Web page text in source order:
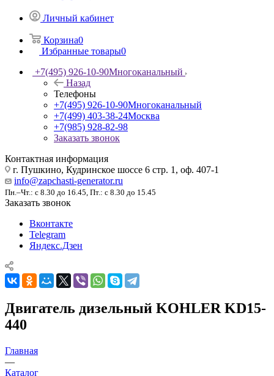
Личный кабинет
Корзина0
Избранные товары0
+7(495) 926-10-90Многоканальный
Назад
Телефоны
+7(495) 926-10-90Многоканальный
+7(499) 403-38-24Москва
+7(985) 928-82-98
Заказать звонок
Контактная информация
г. Пушкино, Кудринское шоссе 6 стр. 1, оф. 407-1
info@zapchasti-generator.ru
Пн.–Чт.: с 8.30 до 16.45, Пт.: с 8.30 до 15.45
Заказать звонок
Вконтакте
Telegram
Яндекс.Дзен
Двигатель дизельный KOHLER KD15-
440
Главная
—
Каталог